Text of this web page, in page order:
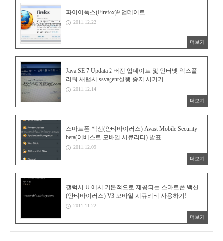
파이어폭스(Firefox)9 업데이트
2011.12.22
더보기
Java SE 7 Updata 2 버전 업데이트 및 인터넷 익스플
러워 새탭시 ssvagent실행 중지 시키기
2011.12.14
더보기
스마트폰 백신(안티바이러스) Avast Mobile Security
beta(어베스트 모바일 시큐리티) 발표
2011.12.09
더보기
갤럭시 U 에서 기본적으로 제공되는 스마트폰 백신
(안티바이러스) V3 모바일 시큐리티 사용하기!
2011.11.22
더보기